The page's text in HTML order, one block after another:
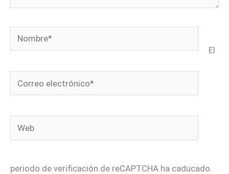
Nombre*
Correo
electrónico*
Web
El
periodo de verificación de reCAPTCHA ha caducado.